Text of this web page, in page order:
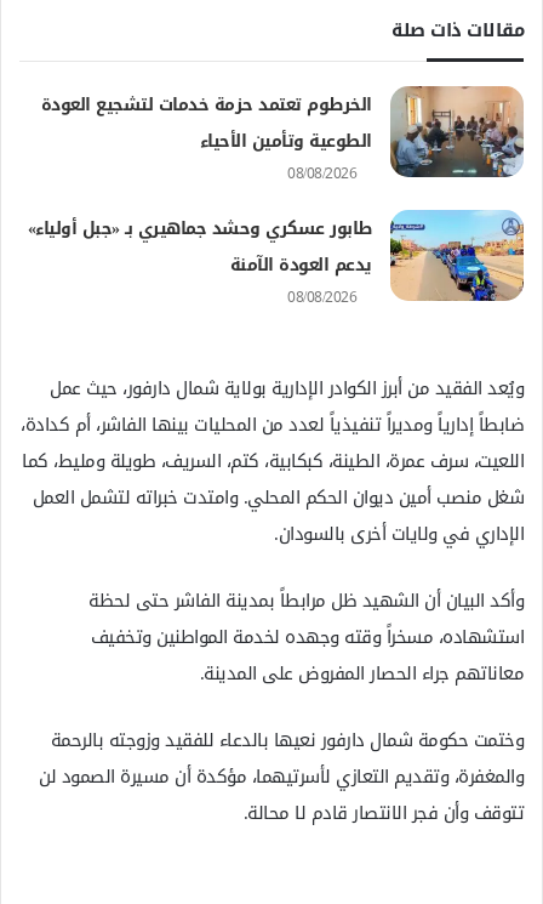
مقالات ذات صلة
الخرطوم تعتمد حزمة خدمات لتشجيع العودة
الطوعية وتأمين الأحياء
08/08/2026
طابور عسكري وحشد جماهيري بـ «جبل أولياء»
يدعم العودة الآمنة
08/08/2026
ويُعد الفقيد من أبرز الكوادر الإدارية بولاية شمال دارفور، حيث عمل
ضابطاً إدارياً ومديراً تنفيذياً لعدد من المحليات بينها الفاشر، أم كدادة،
اللعيت، سرف عمرة، الطينة، كبكابية، كتم، السريف، طويلة ومليط، كما
شغل منصب أمين ديوان الحكم المحلي. وامتدت خبراته لتشمل العمل
الإداري في ولايات أخرى بالسودان.
وأكد البيان أن الشهيد ظل مرابطاً بمدينة الفاشر حتى لحظة
استشهاده، مسخراً وقته وجهده لخدمة المواطنين وتخفيف
معاناتهم جراء الحصار المفروض على المدينة.
وختمت حكومة شمال دارفور نعيها بالدعاء للفقيد وزوجته بالرحمة
والمغفرة، وتقديم التعازي لأسرتيهما، مؤكدة أن مسيرة الصمود لن
تتوقف وأن فجر الانتصار قادم لا محالة.